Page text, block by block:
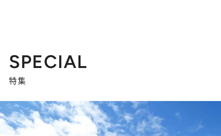
SPECIAL
特集